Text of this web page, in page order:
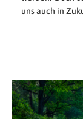
uns auch in